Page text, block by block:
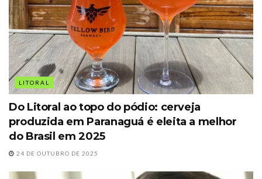
LITORAL
Do Litoral ao topo do pódio: cerveja
produzida em Paranaguá é eleita a melhor
do Brasil em 2025
24 DE OUTUBRO DE 2025